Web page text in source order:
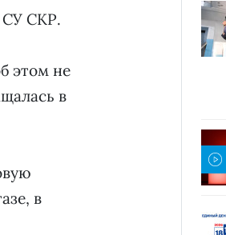
СУ СКР.
этом не
в
в